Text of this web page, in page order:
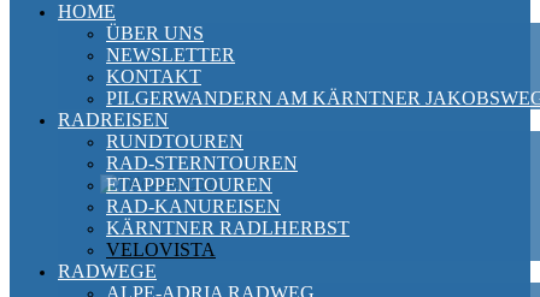
HOME
ÜBER UNS
NEWSLETTER
KONTAKT
PILGERWANDERN AM KÄRNTNER
RADREISEN
RUNDTOUREN
RAD-STERNTOUREN
ETAPPENTOUREN
RAD-KANUREISEN
KÄRNTNER RADLHERBST
VELOVISTA
RADWEGE
ALPE-ADRIA RADWEG